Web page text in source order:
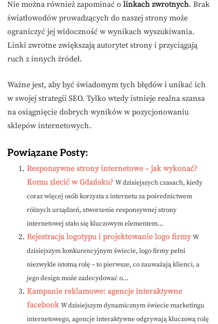
Nie można również zapominać o linkach zwrotnych. Brak
światłowodów prowadzących do naszej strony może
ograniczyć jej widoczność w wynikach wyszukiwania.
Linki zwrotne zwiększają autorytet strony i przyciągają
ruch z innych źródeł.
Ważne jest, aby być świadomym tych błędów i unikać ich
w swojej strategii SEO. Tylko wtedy istnieje realna szansa
na osiągnięcie dobrych wyników w pozycjonowaniu
sklepów internetowych.
Powiązane Posty:
Responsywne strony internetowe – jak wykonać?
Komu zlecić w Gdańsku? W dzisiejszych czasach, kiedy
coraz więcej osób korzysta z internetu za pośrednictwem
różnych urządzeń, stworzenie responsywnej strony
internetowej stało się kluczowym elementem...
Rejestracja logotypu i projektowanie logo firmy W
dzisiejszym konkurencyjnym świecie, logo firmy pełni
niezwykle istotną rolę – to pierwsze, co zauważają klienci, a
jego design może zadecydować o...
Kampanie reklamowe: agencje interaktywne
facebook W dzisiejszym dynamicznym świecie marketingu
internetowego, agencje interaktywne odgrywają kluczową rolę